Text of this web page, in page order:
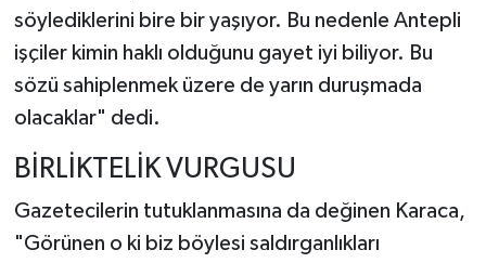
söylediklerini bire bir yaşıyor. Bu nedenle Antepli
işçiler kimin haklı olduğunu gayet iyi biliyor. Bu
sözü sahiplenmek üzere de yarın duruşmada
olacaklar" dedi.
BİRLİKTELİK VURGUSU
Gazetecilerin tutuklanmasına da değinen Karaca,
"Görünen o ki biz böylesi saldırganlıkları